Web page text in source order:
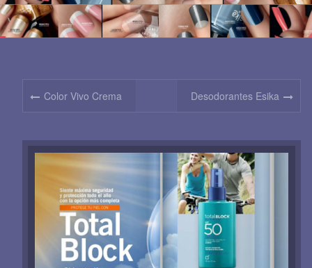
Color Vivo Crema Desodorantes Esika